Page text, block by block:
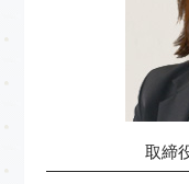
取締